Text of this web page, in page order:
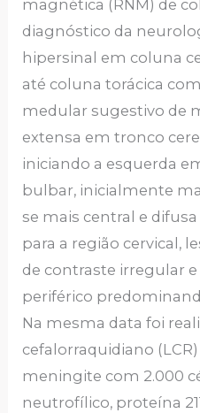
magnética (RNM) de
diagnóstico da
hipersinal em coluna
até coluna torácica
medular sugestivo de
extensa em tronco
iniciando a esquerda
bulbar, inicialmente
se mais central e
para a região cervical,
de contraste irregular
periférico
Na mesma data foi
cefalorraquidiano
meningite com 2.000
neutrofílico, proteína